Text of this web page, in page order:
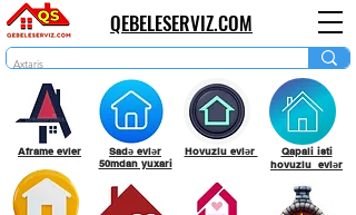
QEBELESERVIZ.COM
Aframe evler
Sadə evlər
50mdan yuxari
Hovuzlu evlər
Qapali isti
hovuzlu evlər